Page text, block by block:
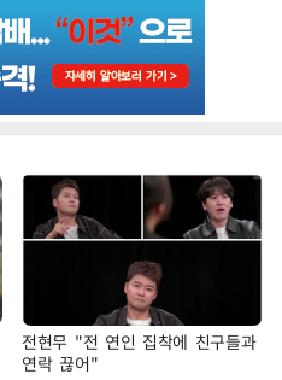
전현무 "전 연인 집착에 친구들과
연락 끊어"